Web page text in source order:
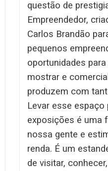
questão de
Empreendedor,
Carlos Brandão
pequenos
oportunidades
mostrar e
produzem com
Levar esse espaço
exposições é uma
nossa gente e
renda. É um
de visitar,